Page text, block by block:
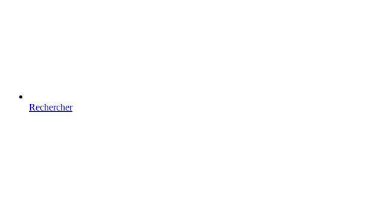
Rechercher